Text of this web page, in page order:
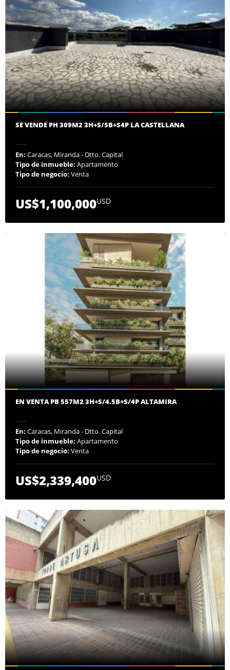
SE VENDE PH 309M2 3H+S/5B+S4P LA CASTELLANA
En: Caracas, Miranda - Dtto. Capital
Tipo de inmueble: Apartamento
Tipo de negocio: Venta
US$1,100,000USD
EN VENTA PB 557M2 3H+S/4.5B+S/4P ALTAMIRA
En: Caracas, Miranda - Dtto. Capital
Tipo de inmueble: Apartamento
Tipo de negocio: Venta
US$2,339,400USD